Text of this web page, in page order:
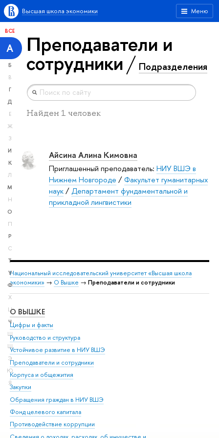
Меню
Высшая школа экономики
ВСЕ
А
Б
В
Г
Д
Е
Ж
З
И
К
Л
М
Н
О
П
Р
С
Т
У
Ф
Х
Ц
Ч
Ш
Щ
Э
Ю
Я
Преподаватели и
сотрудники Подразделения
Найден 1 человек
Айсина Алина Кимовна
Приглашенный преподаватель: НИУ ВШЭ в
Нижнем Новгороде /Факультет гуманитарных
наук/Департамент фундаментальной и
прикладной лингвистики
Национальный исследовательский университет «Высшая школа
экономики» → О Вышке → Преподаватели и сотрудники
О ВЫШКЕ
Цифры и факты
Руководство и структура
Устойчивое развитие в НИУ ВШЭ
Преподаватели и сотрудники
Корпуса и общежития
Закупки
Обращения граждан в НИУ ВШЭ
Фонд целевого капитала
Противодействие коррупции